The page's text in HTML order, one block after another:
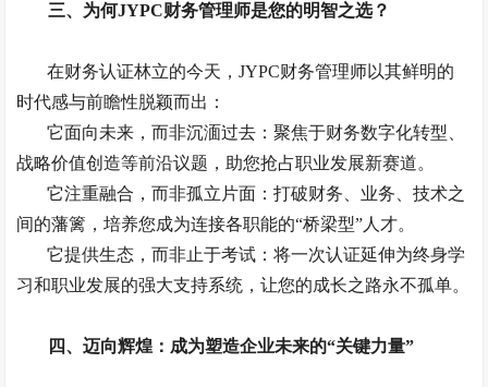
三、为何JYPC财务管理师是您的明智之选？
在财务认证林立的今天，JYPC财务管理师以其鲜明的
时代感与前瞻性脱颖而出：
它面向未来，而非沉湎过去：聚焦于财务数字化转型、
战略价值创造等前沿议题，助您抢占职业发展新赛道。
它注重融合，而非孤立片面：打破财务、业务、技术之
间的藩篱，培养您成为连接各职能的“桥梁型”人才。
它提供生态，而非止于考试：将一次认证延伸为终身学
习和职业发展的强大支持系统，让您的成长之路永不孤单。
四、迈向辉煌：成为塑造企业未来的“关键力量”